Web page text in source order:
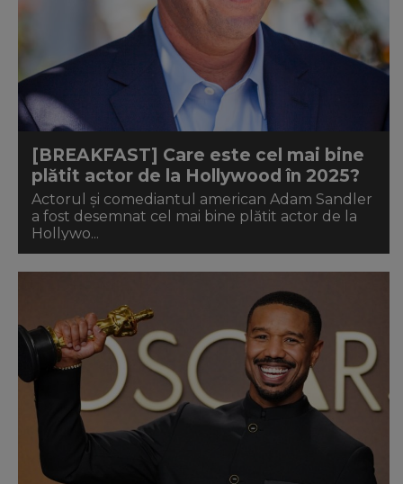
[BREAKFAST] Care este cel mai bine
plătit actor de la Hollywood în 2025?
Actorul și comediantul american Adam Sandler
a fost desemnat cel mai bine plătit actor de la
Hollywo...